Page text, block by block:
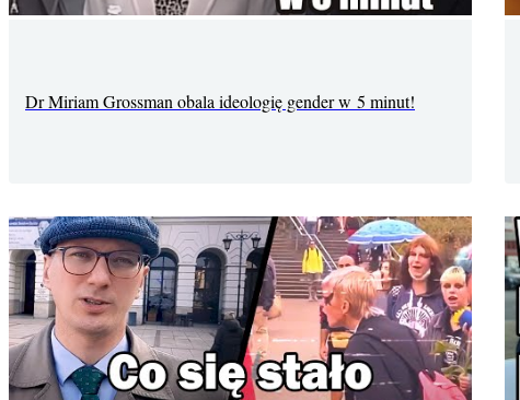
Dr Miriam Grossman obala ideologię gender w 5 minut!